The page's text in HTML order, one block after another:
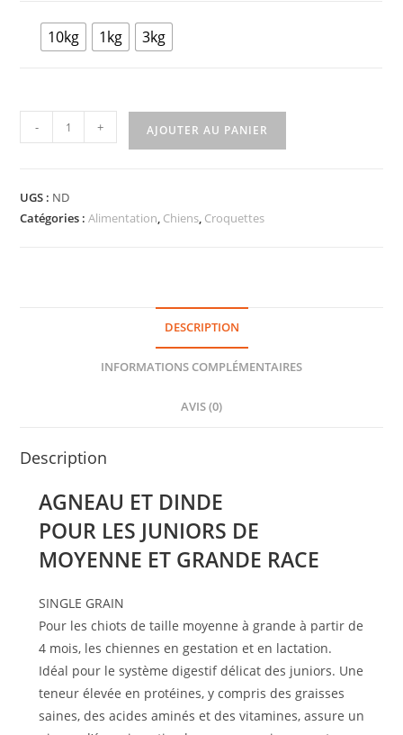
10kg 1kg 3kg
- + AJOUTER AU PANIER
UGS : ND
Catégories :Alimentation, Chiens, Croquettes
DESCRIPTION
INFORMATIONS COMPLÉMENTAIRES
AVIS (0)
Description
AGNEAU ET DINDE
POUR LES JUNIORS DE
MOYENNE ET GRANDE RACE
SINGLE GRAIN
Pour les chiots de taille moyenne à grande à partir de
4 mois, les chiennes en gestation et en lactation.
Idéal pour le système digestif délicat des juniors. Une
teneur élevée en protéines, y compris des graisses
saines, des acides aminés et des vitamines, assure un